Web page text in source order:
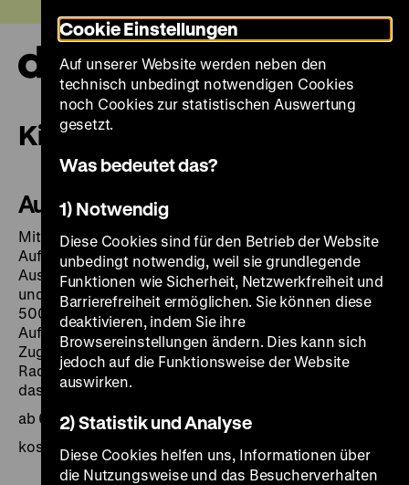
zum
Seiteninhalt
springen
Kinder und Familien
Ausstellungsheft für Kinder
Mit einem abwechslungsreichen Rätsel- und
Aufgabenheft können Kinder ab 6 Jahren in der
Ausstellung Zeichen entschlüsseln, Objekte erkunden
und Nutzerinnen und Nutzer von Medien der letzten
500 Jahre kennenlernen. Durch die vielfältigen
Aufgaben erhalten die Kinder einen spielerischen
Zugang zur Geschichte von Flugschriften, Zeitungen,
Radio, Fernsehen und Internet und deren Einfluss auf
das Leben der Menschen.
ab 6 Jahren
kostenfrei zum Mitnehmen in der Ausstellung
Cookie Einstellungen
Auf unserer Website werden neben den
technisch unbedingt notwendigen Cookies
noch Cookies zur statistischen Auswertung
gesetzt.
Was bedeutet das?
1) Notwendig
Diese Cookies sind für den Betrieb der Website
unbedingt notwendig, weil sie grundlegende
Funktionen wie Sicherheit, Netzwerkfreiheit und
Barrierefreiheit ermöglichen. Sie können diese
deaktivieren, indem Sie ihre
Browsereinstellungen ändern. Dies kann sich
jedoch auf die Funktionsweise der Website
auswirken.
2) Statistik und Analyse
Diese Cookies helfen uns, Informationen über
die Nutzungsweise und das Besucherverhalten